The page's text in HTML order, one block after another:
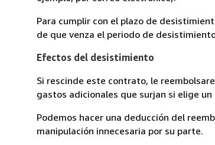
Para cumplir con el plazo de
de que venza el periodo de
Efectos del desistimiento
Si rescinde este contrato, le
gastos adicionales que surjan si elige
Podemos hacer una deducción del
manipulación innecesaria por su parte.